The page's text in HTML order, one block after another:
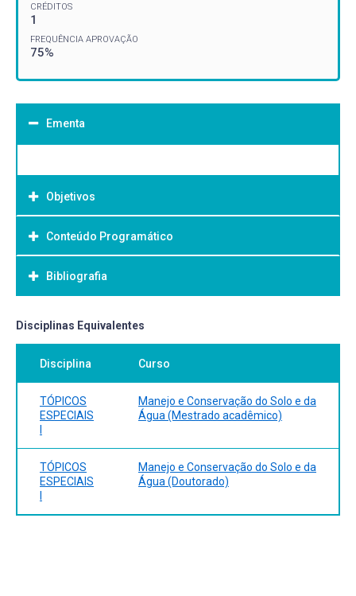
CRÉDITOS
1
FREQUÊNCIA APROVAÇÃO
75%
Ementa
Objetivos
Objetivo Geral:
Conteúdo Programático
Bibliografia
Bibliografia Básica:
Disciplinas Equivalentes
Disciplina Curso
TÓPICOS
ESPECIAIS
I
Manejo e Conservação do Solo e da
Água (Mestrado acadêmico)
TÓPICOS
ESPECIAIS
I
Manejo e Conservação do Solo e da
Água (Doutorado)